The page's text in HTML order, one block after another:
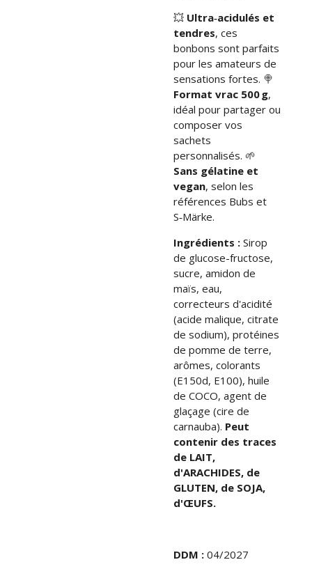
💥 Ultra‑acidulés et
tendres, ces
bonbons sont parfaits
pour les amateurs de
sensations fortes. 🍭
Format vrac 500 g,
idéal pour partager ou
composer vos
sachets
personnalisés. 🌱
Sans gélatine et
vegan, selon les
références Bubs et
S‑Märke.
Ingrédients : Sirop
de glucose-fructose,
sucre, amidon de
maïs, eau,
correcteurs d'acidité
(acide malique, citrate
de sodium), protéines
de pomme de terre,
arômes, colorants
(E150d, E100), huile
de COCO, agent de
glaçage (cire de
carnauba). Peut
contenir des traces
de LAIT,
d'ARACHIDES, de
GLUTEN, de SOJA,
d'ŒUFS.
DDM : 04/2027